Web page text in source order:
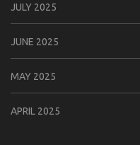
JULY 2025
JUNE 2025
MAY 2025
APRIL 2025